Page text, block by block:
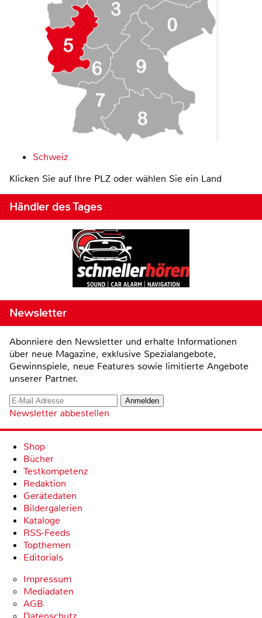
Schweiz
Klicken Sie auf Ihre PLZ oder wählen Sie ein Land
Händler des Tages
Newsletter
Abonniere den Newsletter und erhalte Informationen
über neue Magazine, exklusive Spezialangebote,
Gewinnspiele, neue Features sowie limitierte Angebote
unserer Partner.
Newsletter abbestellen
Shop
Bücher
Testkompetenz
Redaktion
Gerätedaten
Bildergalerien
Kataloge
RSS-Feeds
Topthemen
Editorials
Impressum
Mediadaten
AGB